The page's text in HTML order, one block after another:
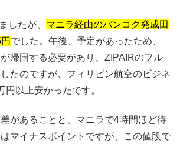
したが、 マニラ経由のバンコク発成田
でした。午後、予定があったため、
帰国する必要があり、ZIPAIRのフル
たのですが、フィリピン航空のビジネ
円以上安かったです。
があることと、マニラで4時間ほど待
マイナスポイントですが、この値段で